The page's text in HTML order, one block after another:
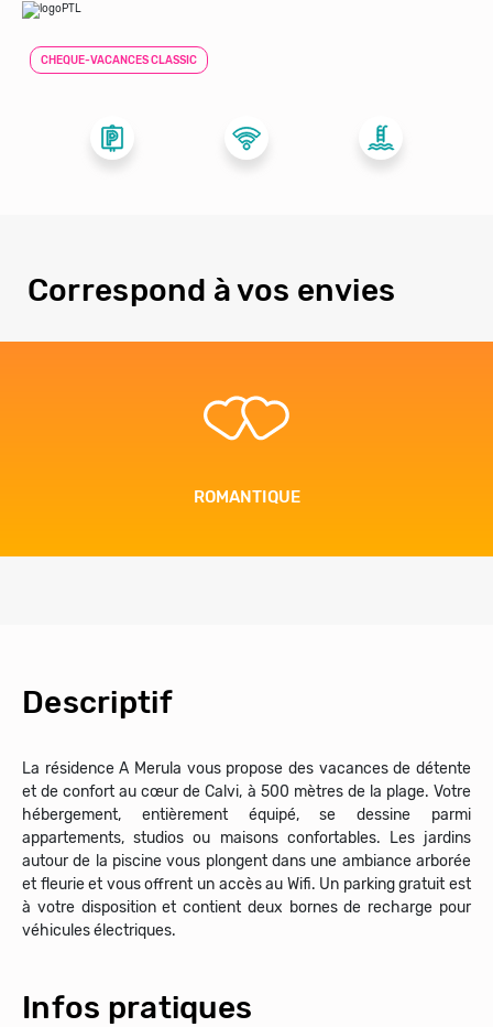
CHEQUE-VACANCES CLASSIC
Correspond à vos envies
TRANQUILITÉ
Descriptif
La résidence A Merula vous propose des vacances de détente
et de confort au cœur de Calvi, à 500 mètres de la plage. Votre
hébergement, entièrement équipé, se dessine parmi
appartements, studios ou maisons confortables. Les jardins
autour de la piscine vous plongent dans une ambiance arborée
et fleurie et vous offrent un accès au Wifi. Un parking gratuit est
à votre disposition et contient deux bornes de recharge pour
véhicules électriques.
Infos pratiques